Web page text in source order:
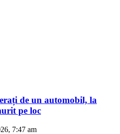
de un automobil, la
pe loc
7:47 am